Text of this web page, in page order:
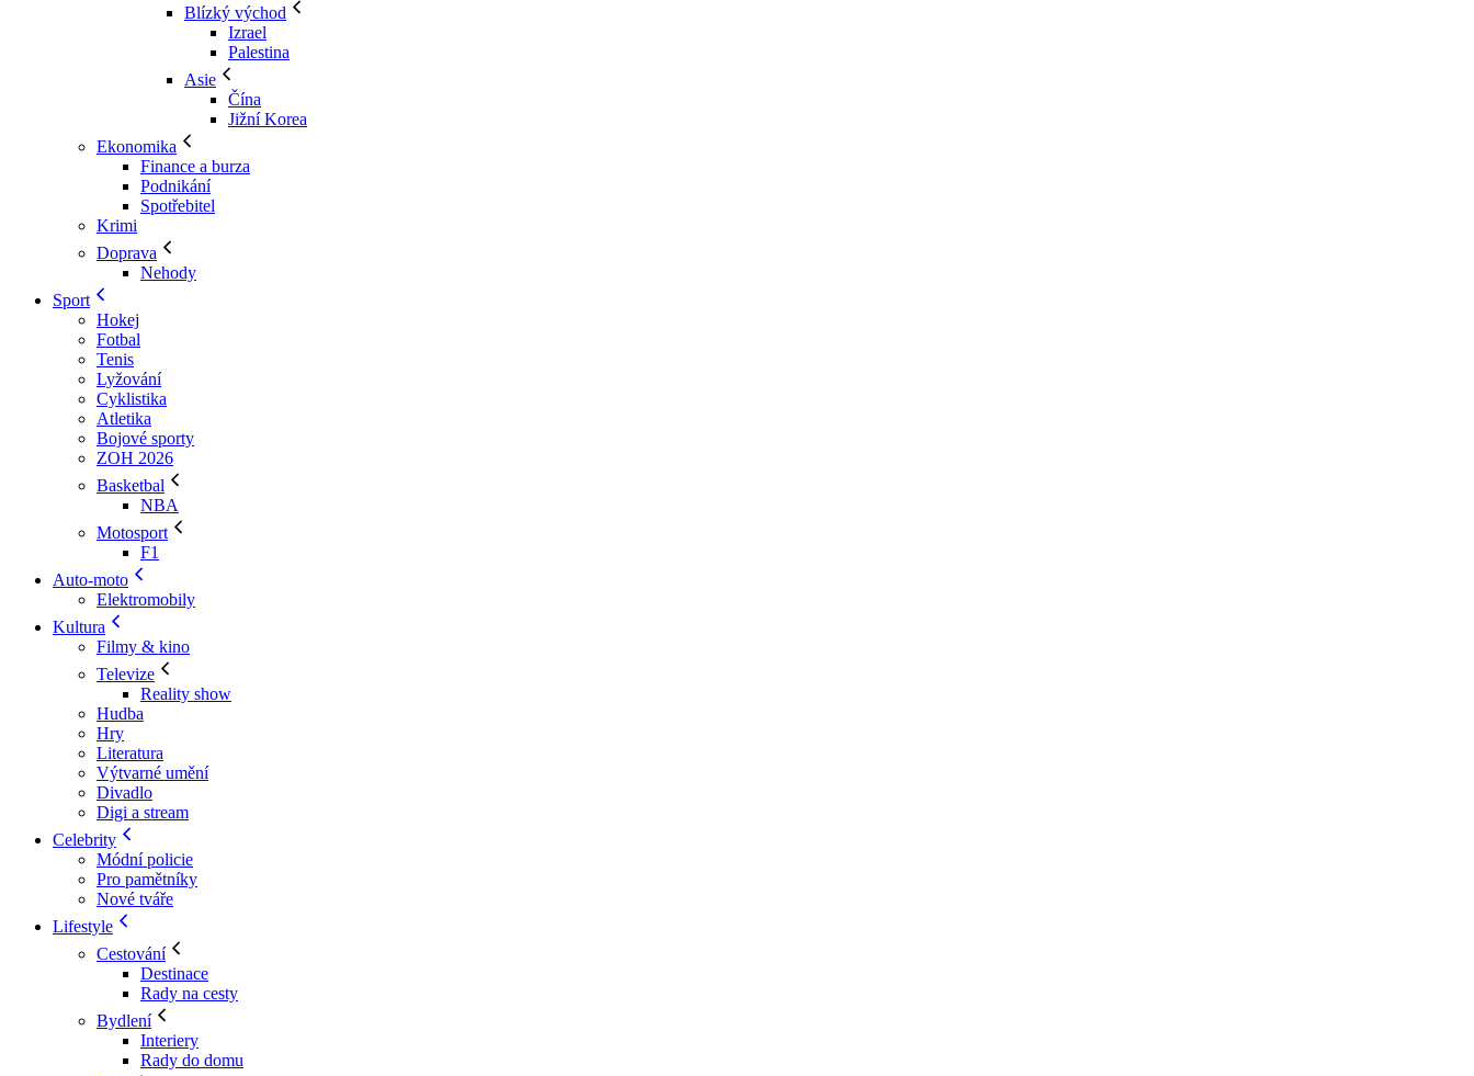
Blízký východ
Izrael
Palestina
Asie
Čína
Jižní Korea
Ekonomika
Finance a burza
Podnikání
Spotřebitel
Krimi
Doprava
Nehody
Sport
Hokej
Fotbal
Tenis
Lyžování
Cyklistika
Atletika
Bojové sporty
ZOH 2026
Basketbal
NBA
Motosport
F1
Auto-moto
Elektromobily
Kultura
Filmy & kino
Televize
Reality show
Hudba
Hry
Literatura
Výtvarné umění
Divadlo
Digi a stream
Celebrity
Módní policie
Pro pamětníky
Nové tváře
Lifestyle
Cestování
Destinace
Rady na cesty
Bydlení
Interiery
Rady do domu